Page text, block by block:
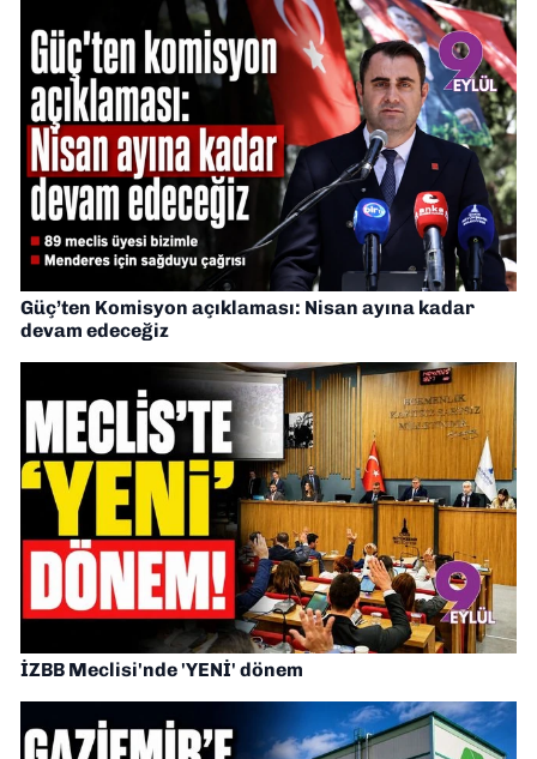
Güç’ten Komisyon açıklaması: Nisan ayına kadar
devam edeceğiz
İZBB Meclisi'nde 'YENİ' dönem